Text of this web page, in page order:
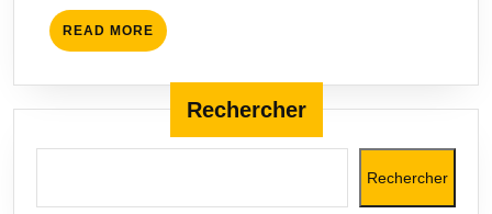
READ MORE READ
MORE
Rechercher
Rechercher